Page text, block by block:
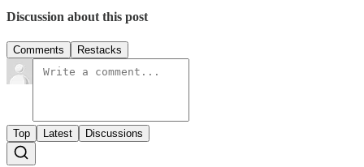
Discussion about this post
Comments Restacks
Top Latest Discussions